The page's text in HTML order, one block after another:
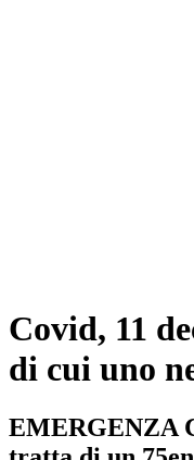
Covid, 11
di cui uno
EMERGENZA